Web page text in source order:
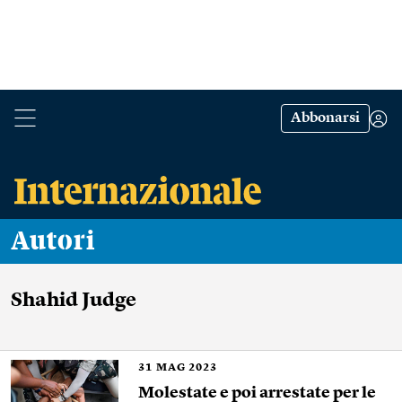
Abbonarsi
Autori
Shahid Judge
31 MAG 2023
Molestate e poi arrestate per le